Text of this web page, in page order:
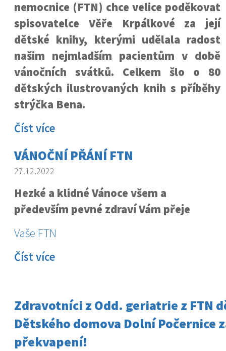
nemocnice (FTN) chce velice poděkovat
spisovatelce Věře Krpálkové za její
dětské knihy, kterými udělala radost
našim nejmladším pacientům v době
vánočních svátků. Celkem šlo o 80
dětských ilustrovaných knih s příběhy
strýčka Bena.
Číst více
VÁNOČNÍ PŘÁNÍ FTN
27.12.2022
Hezké a klidné Vánoce všem a
především pevné zdraví Vám přeje
Vaše FTN
Číst více
Zdravotníci z Odd. geriatrie z FTN
Dětského domova Dolní Počernice
překvapení!